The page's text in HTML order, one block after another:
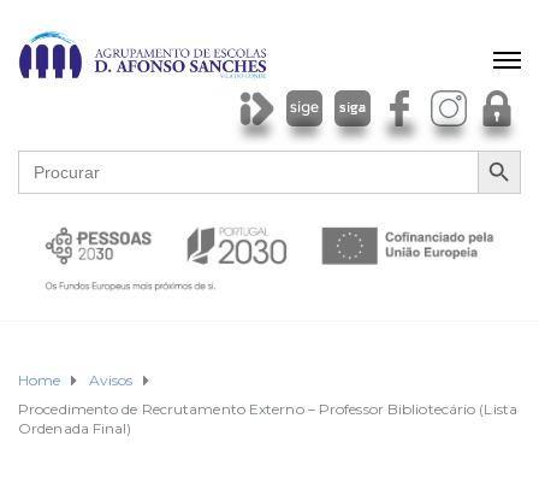
Search
for:
SEARCH
Home
Avisos
Procedimento de Recrutamento Externo – Professor Bibliotecário (Lista
Ordenada Final)